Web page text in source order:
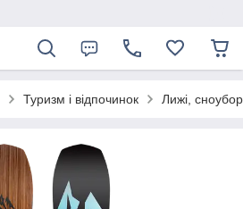
Туризм і відпочинок Лижі,